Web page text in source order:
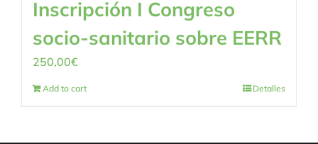
Inscripción I Congreso
socio-sanitario sobre EERR
250,00€
Add to cart Detalles